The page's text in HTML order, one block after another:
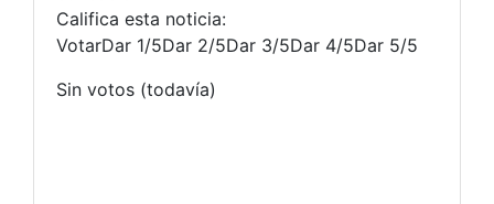
Califica esta noticia:
VotarDar 1/5Dar 2/5Dar 3/5Dar 4/5Dar 5/5
Sin votos (todavía)